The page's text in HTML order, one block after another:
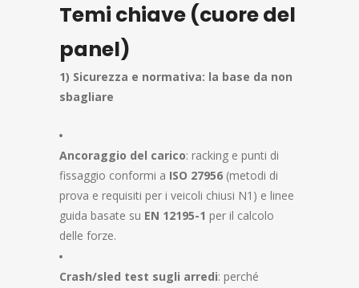
Temi chiave (cuore del
panel)
1) Sicurezza e normativa: la base da non
sbagliare
Ancoraggio del carico: racking e punti di
fissaggio conformi a ISO 27956 (metodi di
prova e requisiti per i veicoli chiusi N1) e linee
guida basate su EN 12195-1 per il calcolo
delle forze.
Crash/sled test sugli arredi: perché